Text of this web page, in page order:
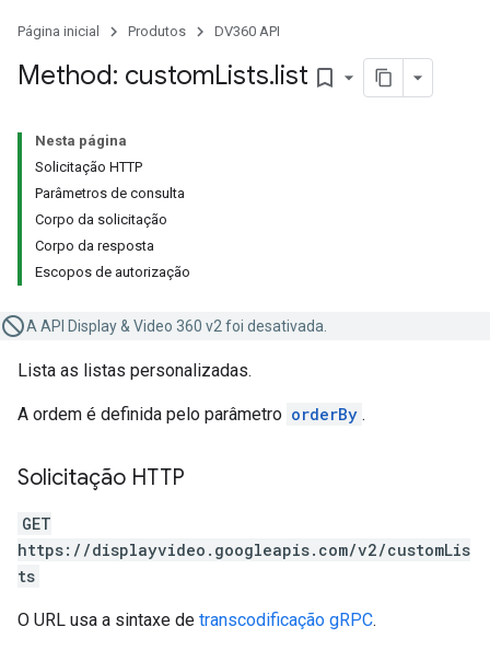
Página inicial Produtos DV360 API
Method: customLists.list bookmark_border
Nesta página
Solicitação HTTP
Parâmetros de consulta
Corpo da solicitação
Corpo da resposta
Escopos de autorização
A API Display & Video 360 v2 foi desativada.
Lista as listas personalizadas.
A ordem é definida pelo parâmetro orderBy .
Solicitação HTTP
GET
https://displayvideo.googleapis.com/v2/customLis
ts
O URL usa a sintaxe de transcodificação gRPC.